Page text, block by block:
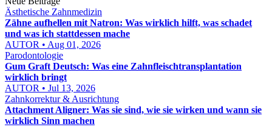
Ästhetische Zahnmedizin
Zähne aufhellen mit Natron: Was wirklich hilft, was schadet
und was ich stattdessen mache
AUTOR • Aug 01, 2026
Parodontologie
Gum Graft Deutsch: Was eine Zahnfleischtransplantation
wirklich bringt
AUTOR • Jul 13, 2026
Zahnkorrektur & Ausrichtung
Attachment Aligner: Was sie sind, wie sie wirken und wann sie
wirklich Sinn machen